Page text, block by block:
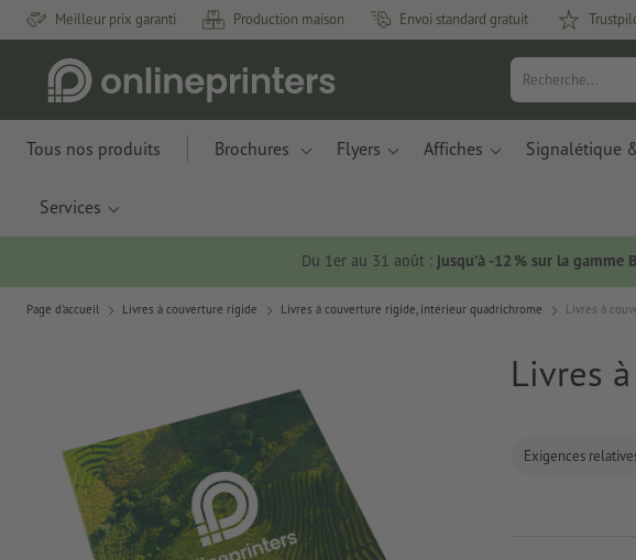
Meilleur prix garanti Production maison Envoi standard gratuit
Tous nos produits Brochures Flyers Affiches Signalétique
Services
Du 1er au 31 août : jusqu’à -12 % sur la gamme
Page d'accueil Livres à couverture rigide Livres à couverture rigide, intérieur quadrichrome Livres à
Livres
Exigences